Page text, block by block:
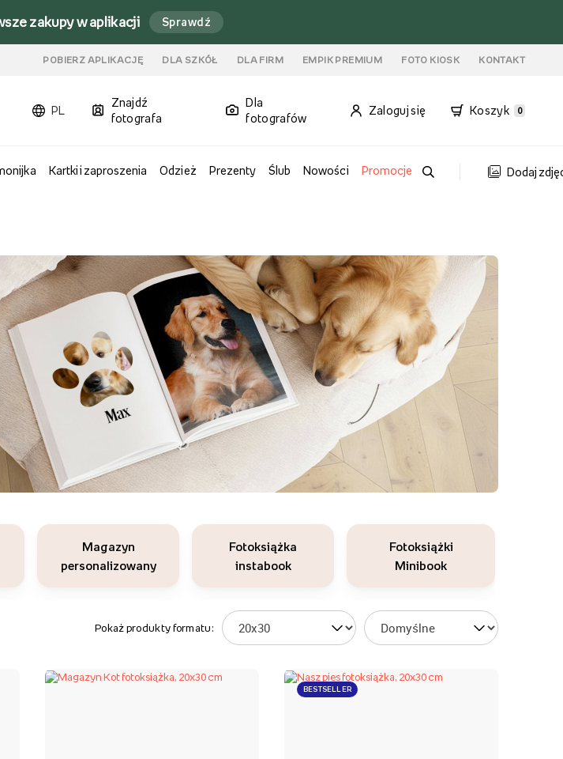
zakupy w aplikacji Sprawdź
POBIERZ APLIKACJĘ DLA SZKÓŁ DLA FIRM EMPIK PREMIUM FOTO KIOSK KONTAKT
PL
Znajdź
fotografa
Dla
fotografów
Zaloguj się Koszyk 0
Kartki i zaproszenia Odzież Prezenty Ślub Nowości Promocje Dodaj
Magazyn
personalizowany
Fotoksiążka
instabook
Fotoksiążki
Minibook
Pokaż produkty formatu:
BESTSELLER